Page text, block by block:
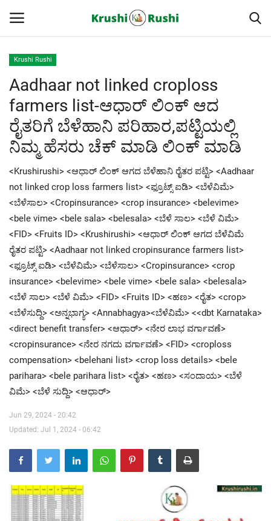
Home
Finance
Contact
ರೈತರ ಯಶೋಗಾಥೆಗಳು
Krushi Rushi
ಮುಂದಿನ 5 ದಿನಗಳ ಮಳೆ ಮಾಹಿತಿ
Gallery
Contact Us
Krushi Rushi
Aadhaar not linked croploss
farmers list-ಆಧಾರ್ ಲಿಂಕ್ ಆದ
ರೈತರಿಗೆ ಬೆಳೆಹಾನಿ ಪರಿಹಾರ,ಪಟ್ಟಿಯಲ್ಲಿ
ನಿಮ್ಮ ಹೆಸರು ಚೆಕ್ ಮಾಡಿ ಲಿಂಕ್ ಮಾಡಿ
<Krushirushi> <ಆಧಾರ್ ಲಿಂಕ್ ಆಗದ ಬೆಳೆಹಾನಿ ರೈತರ ಪಟ್ಟಿ> <Aadhaar
not linked crop loss farmers list> <ಫ್ರೂಟ್ಸ್ ಐಡಿ> <ಬೆಳೆವಿಮೆ>
<ಬೆಳೆಸಾಲ> <Cropinsurance> <crop insurance> <belevime>
<bele vime> <bele sala> <belesala> <ಬೆಳೆ ಸಾಲ> <ಬೆಳೆ ವಿಮೆ>
<FID> <Fruits ID> <Krushirushi> <ಆಧಾರ್ ಲಿಂಕ್ ಆಗದ ಬೆಳೆವಿಮೆ
ರೈತರ ಪಟ್ಟಿ> <Aadhaar not linked cropinsurance farmers list>
<ಫ್ರೂಟ್ಸ್ ಐಡಿ> <ಬೆಳೆವಿಮೆ> <ಬೆಳೆಸಾಲ> <Cropinsurance> <crop
insurance> <belevime> <bele vime> <bele sala> <belesala>
<ಬೆಳೆ ಸಾಲ> <ಬೆಳೆ ವಿಮೆ> <FID> <Fruits ID> <ಹಣ> <ರೈತ> <crop>
<ಬೆಳೆಸುದ್ದಿ> <ಅನ್ನಭಾಗ್ಯ> <Annabhagya><ಬೆಳೆವಿಮೆ> <<dbt Karnataka>
<direct benefit transfer> <ಆಧಾರ್> <ನೇರ ಲಾಭ ವರ್ಗಾವಣೆ>
<cropinsurance> <ನೇರ ನಗದು ವರ್ಗಾವಣೆ> <FID> <croploss
compensation> <belehani list> <crop loss details> <bele
parihara> <bele parihara list> <ರೈತ> <ಹಣ> <ಸಂದಾಯ> <ಬೆಳೆ
ವಿಮೆ> <ಬೆಳೆ ಸುದ್ದಿ> <ಆಧಾರ್>
Jun 29, 2024 - 20:42
Updated: Jul 1, 2024 - 06:42